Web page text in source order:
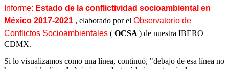
Informe: Estado de la conflictividad socioambiental en
México 2017-2021 , elaborado por el Observatorio de
Conflictos Socioambientales ( OCSA ) de nuestra IBERO
CDMX.
Si lo visualizamos como una línea, continuó, "debajo de esa línea no